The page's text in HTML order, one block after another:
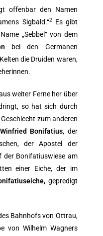
offenbar den Namen
Sigbald.“2Es gibt
„Sebbel“ von dem
bei den Germanen
die Druiden waren,
weiter Ferne her über
so hat sich durch
zum anderen
Winfried Bonifatius, der
der Apostel der
der Bonifatiuswiese am
einer Eiche, der im
gepredigt
Bahnhofs von Ottrau,
von Wilhelm Wagners